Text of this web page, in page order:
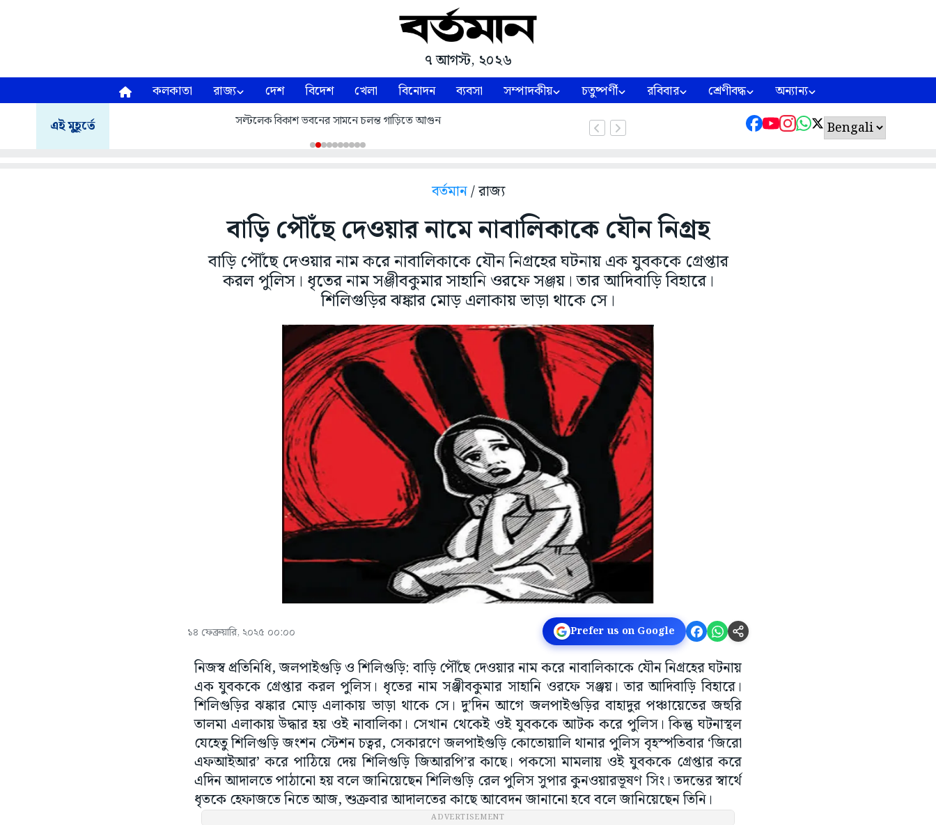
৭ আগস্ট, ২০২৬
কলকাতা রাজ্য দেশ বিদেশ খেলা বিনোদন ব্যবসা সম্পাদকীয় চতুষ্পর্ণী রবিবার শ্রেণীবদ্ধ অন্যান্য
এই মুহূর্তে সল্টলেক বিকাশ ভবনের সামনে চলন্ত গাড়িতে আগুন
বর্তমান/ রাজ্য
বাড়ি পৌঁছে দেওয়ার নামে নাবালিকাকে যৌন নিগ্রহ
বাড়ি পৌঁছে দেওয়ার নাম করে নাবালিকাকে যৌন নিগ্রহের ঘটনায় এক যুবককে গ্রেপ্তার
করল পুলিস। ধৃতের নাম সঞ্জীবকুমার সাহানি ওরফে সঞ্জয়। তার আদিবাড়ি বিহারে।
শিলিগুড়ির ঝঙ্কার মোড় এলাকায় ভাড়া থাকে সে।
১৪ ফেব্রুয়ারি, ২০২৫ ০০:০০ Prefer us on Google
নিজস্ব প্রতিনিধি, জলপাইগুড়ি ও শিলিগুড়ি: বাড়ি পৌঁছে দেওয়ার নাম করে নাবালিকাকে যৌন নিগ্রহের ঘটনায়
এক যুবককে গ্রেপ্তার করল পুলিস। ধৃতের নাম সঞ্জীবকুমার সাহানি ওরফে সঞ্জয়। তার আদিবাড়ি বিহারে।
শিলিগুড়ির ঝঙ্কার মোড় এলাকায় ভাড়া থাকে সে। দু’দিন আগে জলপাইগুড়ির বাহাদুর পঞ্চায়েতের জহুরি
তালমা এলাকায় উদ্ধার হয় ওই নাবালিকা। সেখান থেকেই ওই যুবককে আটক করে পুলিস। কিন্তু ঘটনাস্থল
যেহেতু শিলিগুড়ি জংশন স্টেশন চত্বর, সেকারণে জলপাইগুড়ি কোতোয়ালি থানার পুলিস বৃহস্পতিবার ‘জিরো
এফআইআর’ করে পাঠিয়ে দেয় শিলিগুড়ি জিআরপি’র কাছে। পকসো মামলায় ওই যুবককে গ্রেপ্তার করে
এদিন আদালতে পাঠানো হয় বলে জানিয়েছেন শিলিগুড়ি রেল পুলিস সুপার কুনওয়ারভূষণ সিং। তদন্তের স্বার্থে
ধৃতকে হেফাজতে নিতে আজ, শুক্রবার আদালতের কাছে আবেদন জানানো হবে বলে জানিয়েছেন তিনি।
ADVERTISEMENT